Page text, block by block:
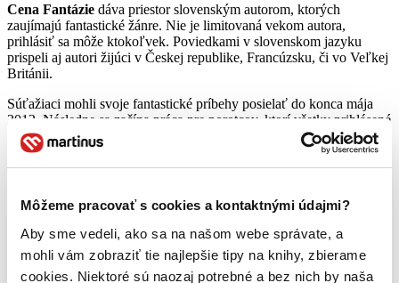
Môžeme pracovať s cookies a kontaktnými údajmi?
Aby sme vedeli, ako sa na našom webe správate, a
mohli vám zobraziť tie najlepšie tipy na knihy, zbierame
cookies. Niektoré sú naozaj potrebné a bez nich by naša
Cena Fantázie dáva priestor slovenským autorom, ktorých
zaujímajú fantastické žánre. Nie je limitovaná vekom autora,
prihlásiť sa môže ktokoľvek. Poviedkami v slovenskom jazyku
prispeli aj autori žijúci v Českej republike, Francúzsku, či vo Veľkej
Británii.
Súťažiaci mohli svoje fantastické príbehy posielať do konca mája
2013. Následne sa začína práca pre porotcov, ktorí všetky prihlásené
poviedky prečítajú na čítačkach a ohodnotia ich. Autori, ktorí sa
nestihli prihlásiť tento rok, môžu už teraz začať pracovať na
poviedkach do nasledujúceho, 12. ročníka súťaže.
Vybrané poviedky v zborníku rádia Devín, aj ako rozhlasové hry
Cena Fantázieprináša súťažiacim spisovateľom novinky každý
rok. V minulých ročníkoch to boli okrem iného e-knihy. Obsahujú
kvalitné súťažné texty, ktoré sa nedostali do tlačených zborníkov.